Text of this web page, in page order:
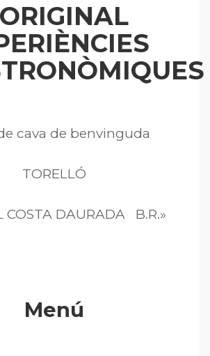
cava de benvinguda
TORELLÓ
COSTA DAURADA B.R.»
Menú